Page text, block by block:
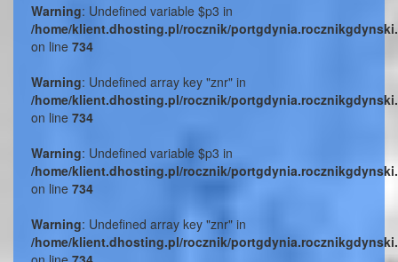
Warning: Undefined variable $p3 in
/home/klient.dhosting.pl/rocznik/
on line 734
Warning: Undefined array key "znr" in
/home/klient.dhosting.pl/rocznik/
on line 734
Warning: Undefined variable $p3 in
/home/klient.dhosting.pl/rocznik/
on line 734
Warning: Undefined array key "znr" in
/home/klient.dhosting.pl/rocznik/